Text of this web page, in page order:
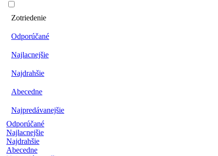
Zotriedenie
Odporúčané
Najlacnejšie
Najdrahšie
Abecedne
Najpredávanejšie
Odporúčané
Najlacnejšie
Najdrahšie
Abecedne